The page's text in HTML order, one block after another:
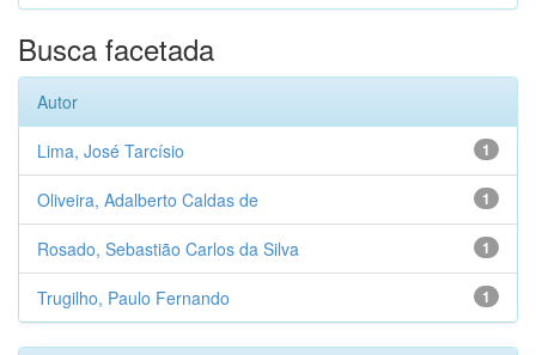
Busca facetada
Autor
1
Lima, José Tarcísio
1
Oliveira, Adalberto Caldas de
1
Rosado, Sebastião Carlos da Silva
1
Trugilho, Paulo Fernando